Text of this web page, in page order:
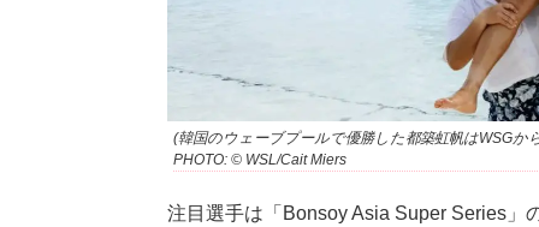
(韓国のウェーブプールで優勝した都築虹帆はWSGか
PHOTO: © WSL/Cait Miers
注目選手は「Bonsoy Asia Super Series」